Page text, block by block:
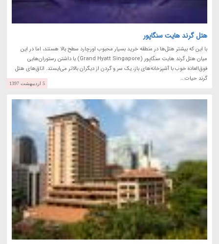
هتل گرند هایت سنگاپور
با این که بیشتر هتل‌ها در منطقه خرید بسیار محبوب اورچارد سطح بالا هستند، اما در این
میان هتل گرند هایت سنگاپور (Grand Hyatt Singapore) با داشتن رستوران‌هایی
فوق‌العاده خوب با آشپزخانه‌های باز، یک سر و گردن از دیگران بالاتر می‌ایستد. اتاق‌های هتل
گرند حیات...
5 اردیبهشت 1397